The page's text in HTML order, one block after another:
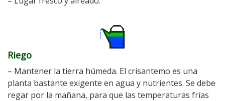
Riego
– Mantener la tierra húmeda. El crisantemo es una
planta bastante exigente en agua y nutrientes. Se debe
regar por la mañana, para que las temperaturas frías